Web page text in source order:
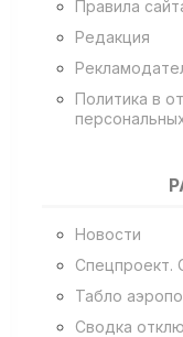
Правила
Редакция
Политика в
Новости
Спецпроект.
Табло
Сводка